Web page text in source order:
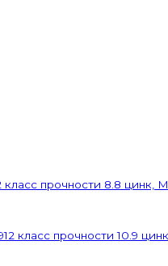
класс прочности 8.8 цинк,